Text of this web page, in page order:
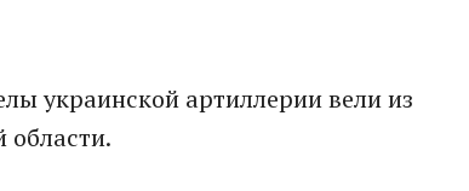
украинской артиллерии вели из
области.